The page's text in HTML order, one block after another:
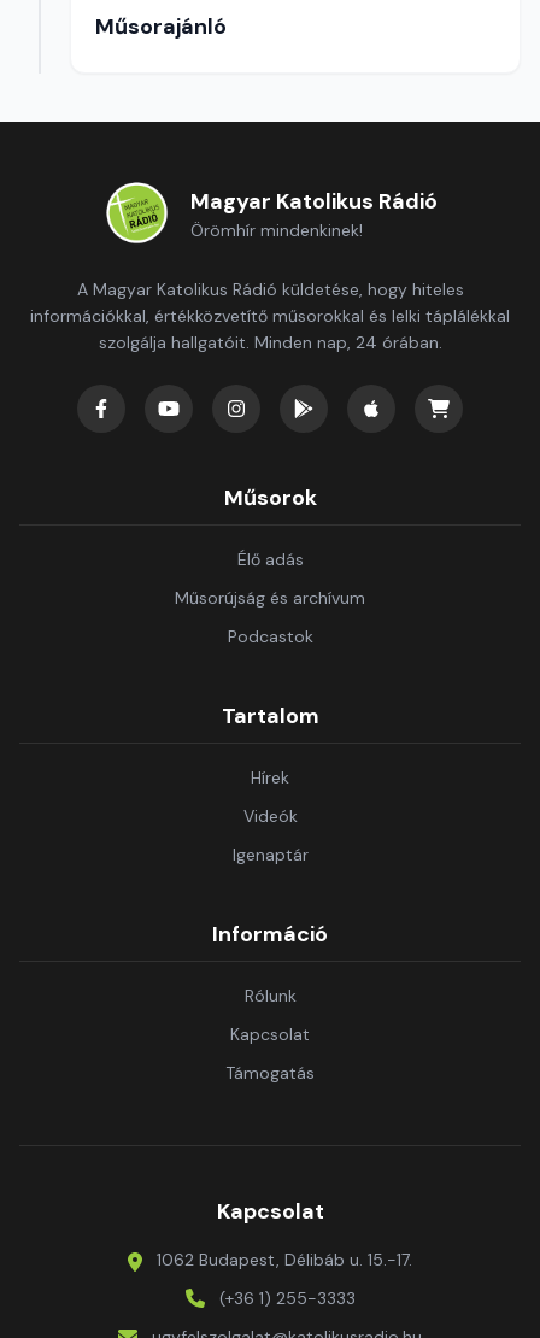
Műsorajánló
Magyar Katolikus Rádió
Örömhír mindenkinek!
A Magyar Katolikus Rádió küldetése, hogy hiteles
információkkal, értékközvetítő műsorokkal és lelki táplálékkal
szolgálja hallgatóit. Minden nap, 24 órában.
Műsorok
Élő adás
Műsorújság és archívum
Podcastok
Tartalom
Hírek
Videók
Igenaptár
Információ
Rólunk
Kapcsolat
Támogatás
Kapcsolat
1062 Budapest, Délibáb u. 15.-17.
(+36 1) 255-3333